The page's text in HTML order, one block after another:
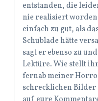
entstanden, die
nie realisiert worden
einfach zu gut, als
Schublade hätte
sagt er ebenso zu
Lektüre. Wie stellt
fernab meiner
schrecklichen Bilder